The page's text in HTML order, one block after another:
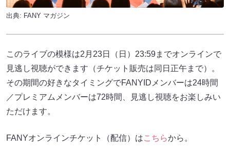
出典: FANY マガジン
このライブの模様は2月23日（日）23:59までオンラインで
見逃し視聴ができます（チケット販売は同日正午まで）。
その期間の好きなタイミングでFANYIDメンバーは24時間
／プレミアムメンバーは72時間、見逃し視聴をお楽しみい
ただけます。
FANYオンラインチケット（配信）はこちらから。